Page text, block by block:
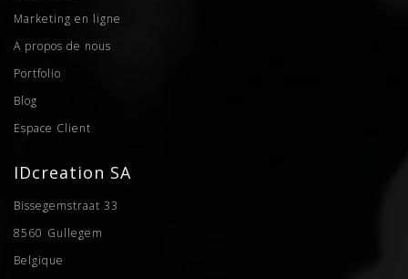
Marketing en ligne
A propos de nous
Portfolio
Blog
Espace Client
IDcreation SA
Bissegemstraat 33
8560 Gullegem
Belgique